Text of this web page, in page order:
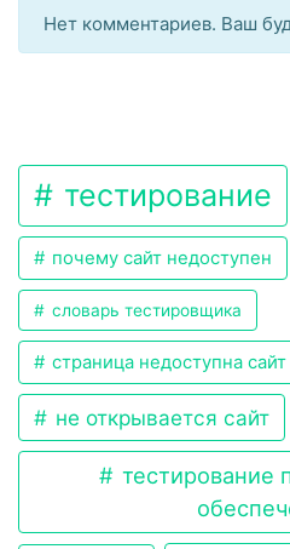
Нет комментариев. Ваш
тестирование
почему сайт недоступен
словарь тестировщика
страница недоступна сайт
не открывается сайт
тестирование